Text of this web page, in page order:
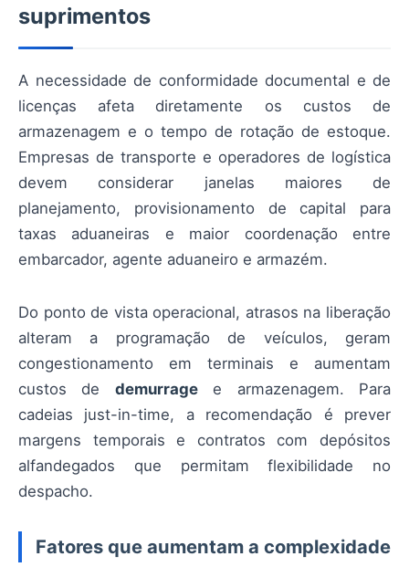
suprimentos
A necessidade de conformidade documental e de
licenças afeta diretamente os custos de
armazenagem e o tempo de rotação de estoque.
Empresas de transporte e operadores de logística
devem considerar janelas maiores de
planejamento, provisionamento de capital para
taxas aduaneiras e maior coordenação entre
embarcador, agente aduaneiro e armazém.
Do ponto de vista operacional, atrasos na liberação
alteram a programação de veículos, geram
congestionamento em terminais e aumentam
custos de demurragee armazenagem. Para
cadeias just-in-time, a recomendação é prever
margens temporais e contratos com depósitos
alfandegados que permitam flexibilidade no
despacho.
Fatores que aumentam a complexidade